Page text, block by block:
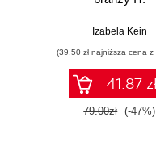
1.7.11.
użytkownika (51)
2.1. Edytor
przykłady i
Izabela Kein
(39,50 zł najniższa cena
41.87
79.00zł (-47%)